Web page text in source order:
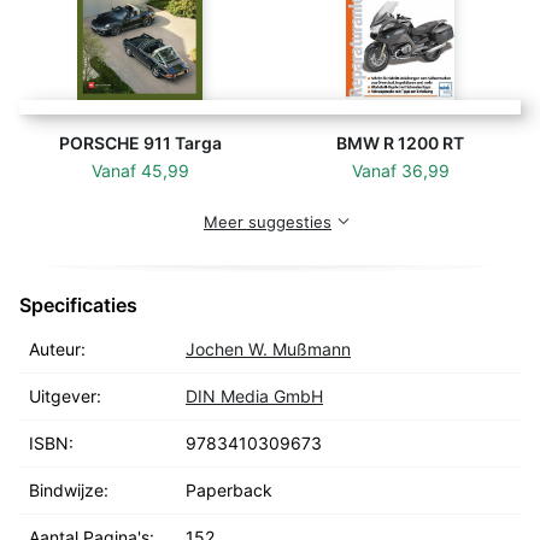
PORSCHE 911 Targa
Vanaf 45,99
BMW R 1200 RT
Vanaf 36,99
Meer suggesties
Specificaties
Auteur: Jochen W. Mußmann
Uitgever: DIN Media GmbH
ISBN: 9783410309673
Bindwijze: Paperback